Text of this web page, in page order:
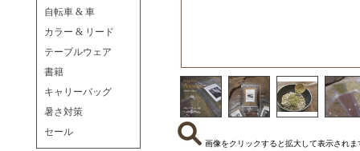
自転車 & 車
カラー & リード
テーブルウェア
書籍
キャリーバッグ
暑さ対策
セール
画像をクリックすると拡大して表示されま